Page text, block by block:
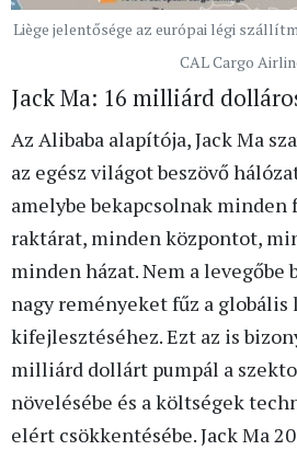
Liège jelentősége az európai légi
CAL Cargo
Jack Ma: 16 milliárd
Az Alibaba alapítója, Jack Ma
az egész világot beszövő
amelybe bekapcsolnak
raktárat, minden központot,
minden házat. Nem a levegőbe
nagy reményeket fűz a
kifejlesztéséhez. Ezt az is
milliárd dollárt pumpál a
növelésébe és a költségek
elért csökkentésébe. Jack Ma